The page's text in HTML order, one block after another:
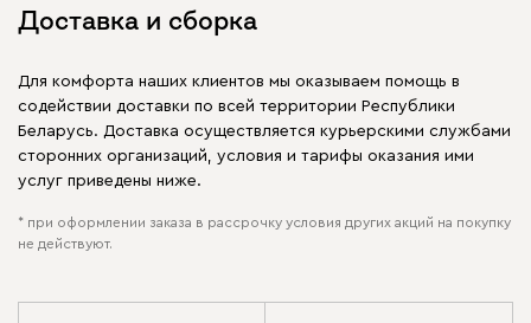
Доставка и сборка
Для комфорта наших клиентов мы оказываем помощь в
содействии доставки по всей территории Республики
Беларусь. Доставка осуществляется курьерскими службами
сторонних организаций, условия и тарифы оказания ими
услуг приведены ниже.
* при оформлении заказа в рассрочку условия других акций на покупку
не действуют.